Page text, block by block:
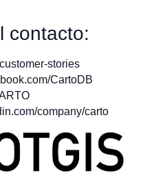
contacto:
stories
CartoDB
company/carto